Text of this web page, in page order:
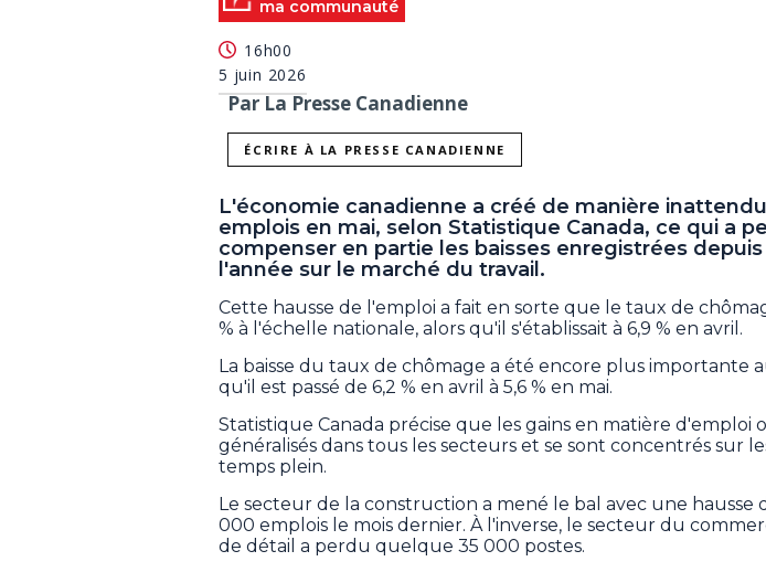
ma communauté
16h00
5 juin 2026
Par La Presse Canadienne
ÉCRIRE À LA PRESSE CANADIENNE
L'économie canadienne a créé de manière
emplois en mai, selon Statistique Canada, ce qui a
compenser en partie les baisses enregistrées
l'année sur le marché du travail.
Cette hausse de l'emploi a fait en sorte que le taux de
% à l'échelle nationale, alors qu'il s'établissait à 6,9 % en avril.
La baisse du taux de chômage a été encore plus importante
qu'il est passé de 6,2 % en avril à 5,6 % en mai.
Statistique Canada précise que les gains en matière d'emploi
généralisés dans tous les secteurs et se sont concentrés sur
temps plein.
Le secteur de la construction a mené le bal avec une hausse
000 emplois le mois dernier. À l'inverse, le secteur du
de détail a perdu quelque 35 000 postes.